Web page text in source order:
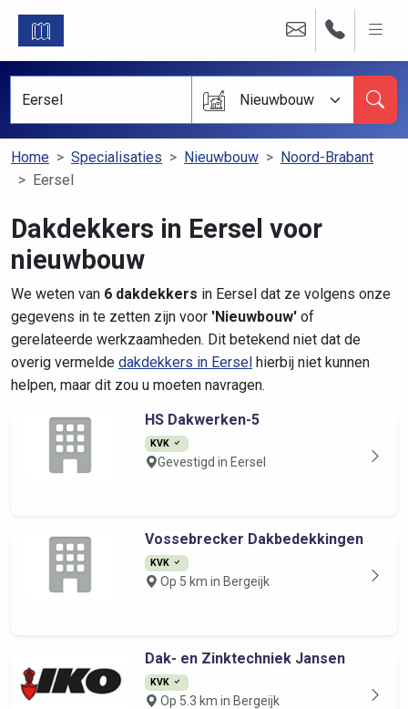
Nieuwbouw
Home Specialisaties Nieuwbouw
Noord-Brabant
Eersel
Dakdekkers in Eersel voor
nieuwbouw
We weten van 6 dakdekkers in Eersel dat ze volgens onze
gegevens in te zetten zijn voor 'Nieuwbouw' of
gerelateerde werkzaamheden. Dit betekend niet dat de
overig vermelde dakdekkers in Eersel hierbij niet kunnen
helpen, maar dit zou u moeten navragen.
HS Dakwerken-5
KVK
Gevestigd in Eersel
Vossebrecker Dakbedekkingen
KVK
Op 5 km in Bergeijk
Dak- en Zinktechniek Jansen
KVK
Op 5.3 km in Bergeijk